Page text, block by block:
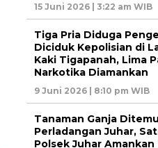
15 Juni 2026 | 3:22 am WIB
Tiga Pria Diduga
Diciduk Kepolisian di
Kaki Tigapanah, Lima
Narkotika Diamankan
9 Juni 2026 | 8:10 pm WIB
Tanaman Ganja
Perladangan Juhar,
Polsek Juhar Amankan